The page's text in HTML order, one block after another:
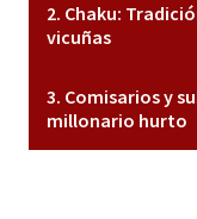
Chaku:
vicuñas
Comisarios y
millonario hurto